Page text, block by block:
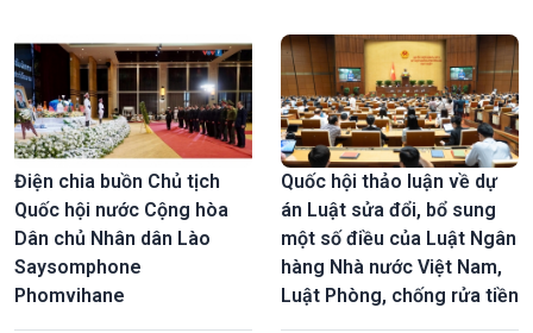
Điện chia buồn Chủ tịch
Quốc hội nước Cộng hòa
Dân chủ Nhân dân Lào
Saysomphone
Phomvihane
Quốc hội thảo luận về dự
án Luật sửa đổi, bổ sung
một số điều của Luật Ngân
hàng Nhà nước Việt Nam,
Luật Phòng, chống rửa tiền